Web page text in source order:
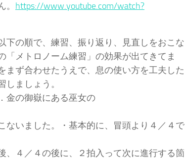
https://www.youtube.com/watch?
下の順で、練習、振り返り、見直しをおこな
「メトロノーム練習」の効果が出てきてま
まず合わせたうえで、息の使い方を工夫した
しましょう。
の御嶽にある巫女の
ないました。・基本的に、冒頭より４／４で
、４／４の後に、２拍入って次に進行する箇